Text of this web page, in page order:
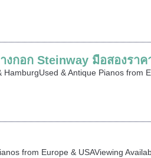
กอก Steinway มือสองราค
HamburgUsed & Antique Pianos
from Europe & USAViewing